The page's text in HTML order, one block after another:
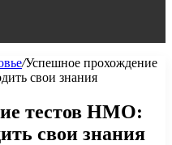
/Успешное прохождение
свои знания
тестов НМО:
свои знания